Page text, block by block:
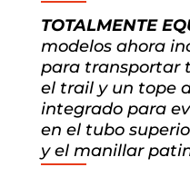
TOTALMENTE
modelos ahora
para transportar
el trail y un tope
integrado para
en el tubo
y el manillar